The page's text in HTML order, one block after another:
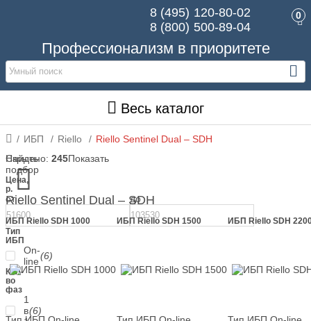
Профессионализм в приоритете
8 (495) 120-80-02
8 (800) 500-89-04
0
Весь каталог
ИБП Riello
Riello Sentinel Dual – SDH
Скрыть
подбор
Цена,
р.
от до
Тип
ИБП
On-
line(6)
Кол-
во
фаз
1
в(6)
Найдено: 245Показать
Riello Sentinel Dual – SDH
ИБП Riello SDH 1000 ИБП Riello SDH 1500 ИБП Riello SDH